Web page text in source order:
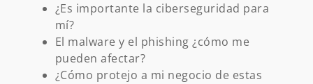
¿Es importante la ciberseguridad para
mí?
El malware y el phishing ¿cómo me
pueden afectar?
¿Cómo protejo a mi negocio de estas